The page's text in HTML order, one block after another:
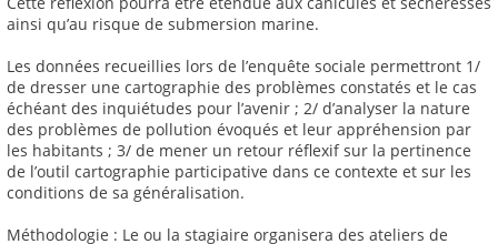
ainsi qu’au risque de submersion marine.
Les données recueillies lors de l’enquête sociale permettront 1/
de dresser une cartographie des problèmes constatés et le cas
échéant des inquiétudes pour l’avenir ; 2/ d’analyser la nature
des problèmes de pollution évoqués et leur appréhension par
les habitants ; 3/ de mener un retour réflexif sur la pertinence
de l’outil cartographie participative dans ce contexte et sur les
conditions de sa généralisation.
Méthodologie : Le ou la stagiaire organisera des ateliers de